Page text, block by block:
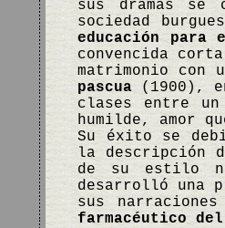
sus dramas
sociedad
educación para
convencida
matrimonio con
pascua(1900),
clases entre
humilde, amor
Su éxito se
la descripción
de su estilo
desarrolló una
sus
farmacéutico